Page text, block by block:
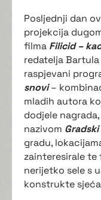
Posljednji dan
projekcija
filma Filicid –
redatelja
raspjevani
snovi–
mladih autora
dodjele
nazivom
gradu,
zainteresirale te
nerijetko sele s
konstrukte